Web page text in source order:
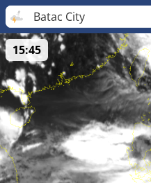
Batac City
15:45